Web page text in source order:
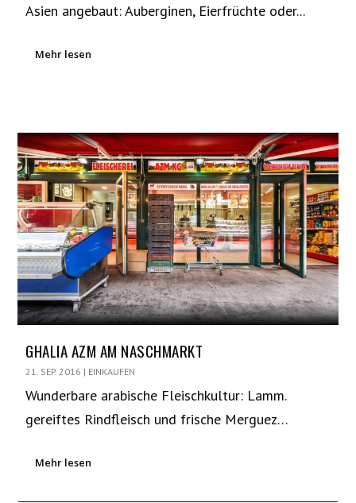
Asien angebaut: Auberginen, Eierfrüchte oder...
Mehr lesen
GHALIA AZM AM NASCHMARKT
21. SEP. 2016 | EINKAUFEN
Wunderbare arabische Fleischkultur: Lamm.
gereiftes Rindfleisch und frische Merguez…
Mehr lesen